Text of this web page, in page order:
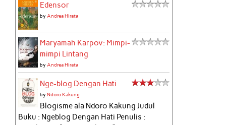
Edensor
byAndrea Hirata
Maryamah Karpov: Mimpi-
mimpi Lintang
byAndrea Hirata
Nge-blog Dengan Hati
byNdoro Kakung
Blogisme ala Ndoro Kakung Judul
Buku : Ngeblog Dengan Hati Penulis :